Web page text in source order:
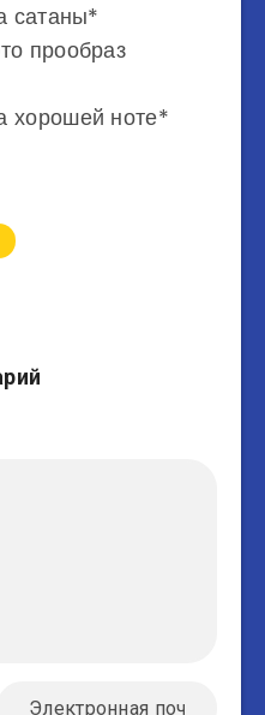
сатаны*
прообраз
хорошей ноте*